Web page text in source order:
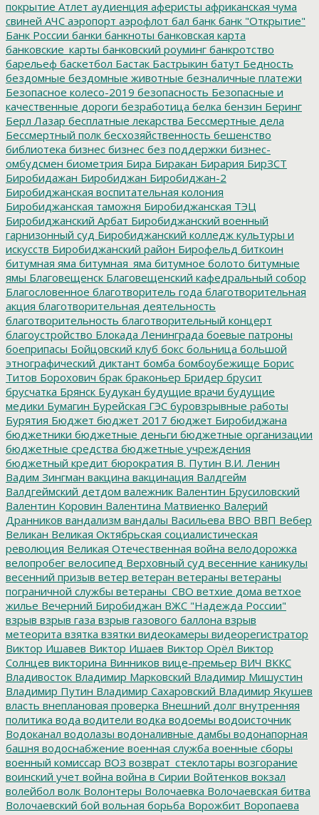
покрытие Атлет аудиенция аферисты африканская чума
свиней АЧС аэропорт аэрофлот бал банк банк "Открытие"
Банк России банки банкноты банковская карта
банковские_карты банковский роуминг банкротство
барельеф баскетбол Бастак Бастрыкин батут Бедность
бездомные бездомные животные безналичные платежи
Безопасное колесо-2019 безопасность Безопасные и
качественные дороги безработица белка бензин Беринг
Берл Лазар бесплатные лекарства Бессмертные дела
Бессмертный полк бесхозяйственность бешенство
библиотека бизнес бизнес без поддержки бизнес-
омбудсмен биометрия Бира Биракан Бирария БирЗСТ
Биробидажан Биробиджан Биробиджан-2
Биробиджанская воспитательная колония
Биробиджанская таможня Биробиджанская ТЭЦ
Биробиджанский Арбат Биробиджанский военный
гарнизонный суд Биробиджанский колледж культуры и
искусств Биробиджанский район Бирофельд биткоин
битумная яма битумная_яма битумное болото битумные
ямы Благовещенск Благовещенский кафедральный собор
Благословенное благотворитель года благотворительная
акция благотворительная деятельность
благотворительность благотворительный концерт
благоустройство Блокада Ленинграда боевые патроны
боеприпасы Бойцовский клуб бокс больница большой
этнографический диктант бомба бомбоубежище Борис
Титов Борохович брак браконьер Бридер брусит
брусчатка Брянск Будукан будущие врачи будущие
медики Бумагин Бурейская ГЭС буровзрывные работы
Бурятия Бюджет бюджет 2017 бюджет Биробиджана
бюджетники бюджетные деньги бюджетные организации
бюджетные средства бюджетные учреждения
бюджетный кредит бюрократия В. Путин В.И. Ленин
Вадим Зингман вакцина вакцинация Валдгейм
Валдгеймский детдом валежник Валентин Брусиловский
Валентин Коровин Валентина Матвиенко Валерий
Дранников вандализм вандалы Васильева ВВО ВВП Вебер
Великан Великая Октябрьская социалистическая
революция Великая Отечественная война велодорожка
велопробег велосипед Верховный суд весенние каникулы
весенний призыв ветер ветеран ветераны ветераны
пограничной службы ветераны_СВО ветхие дома ветхое
жилье Вечерний Биробиджан ВЖС "Надежда России"
взрыв взрыв газа взрыв газового баллона взрыв
метеорита взятка взятки видеокамеры видеорегистратор
Виктор Ишавев Виктор Ишаев Виктор Орёл Виктор
Солнцев викторина Винников вице-премьер ВИЧ ВККС
Владивосток Владимир Марковский Владимир Мишустин
Владимир Путин Владимир Сахаровский Владимир Якушев
власть внеплановая проверка Внешний долг внутренняя
политика вода водители водка водоемы водоисточник
Водоканал водолазы водоналивные дамбы водонапорная
башня водоснабжение военная служба военные сборы
военный комиссар ВОЗ возврат_стеклотары возгорание
воинский учет война война в Сирии Войтенков вокзал
волейбол волк Волонтеры Волочаевка Волочаевская битва
Волочаевский бой вольная борьба Ворожбит Воропаева